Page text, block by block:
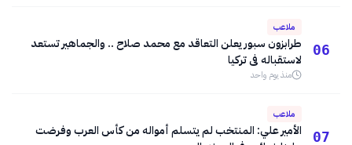
06
ملاعب
طرابزون سبور يعلن التعاقد مع محمد صلاح .. والجماهير تستعد
لاستقباله فى تركيا
منذ يوم واحد
07
ملاعب
الأمير علي: المنتخب لم يتسلم أمواله من كأس العرب وفرضت